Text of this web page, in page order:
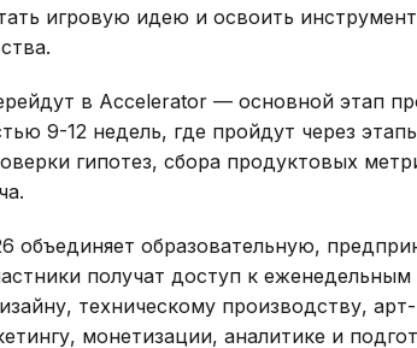
игровую идею и освоить
в Accelerator — основной этап
9-12 недель, где пройдут через
гипотез, сбора продуктовых
объединяет образовательную,
получат доступ к
техническому производству,
монетизации, аналитике и